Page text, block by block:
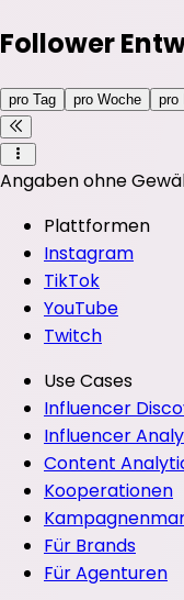
Follower
pro Tag pro Woche pro
Angaben ohne
Plattformen
Instagram
TikTok
YouTube
Twitch
Use Cases
Influencer
Influencer
Content
Kooperationen
Für Brands
Für Agenturen